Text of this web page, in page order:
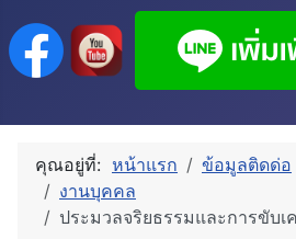
คุณอยู่ที่: หน้าแรก ข้อมูลติดด่อ
งานบุคคล
ประมวลจริยธรรมและการขับเ